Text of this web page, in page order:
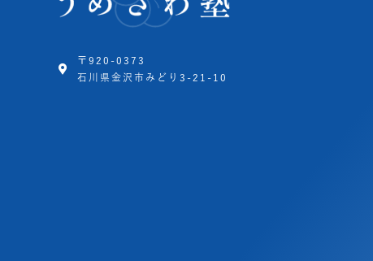
〒920-0373
石川県金沢市みどり3-21-10